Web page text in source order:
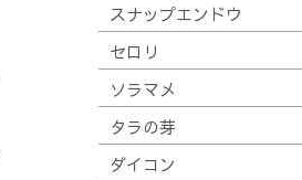
スナップエンドウ
セロリ
ソラマメ
タラの芽
ダイコン